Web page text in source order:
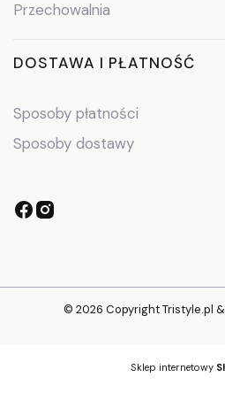
Przechowalnia
DOSTAWA I PŁATNOŚĆ
Sposoby płatności
Sposoby dostawy
© 2026 Copyright Tristyle.pl
Sklep internetowy